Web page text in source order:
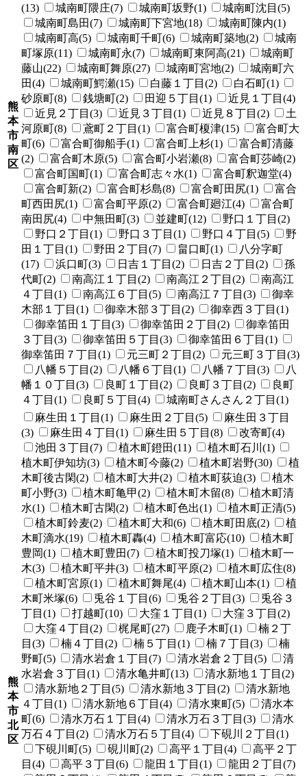
熊
本
市
南
区
(13)
城南町隈庄(7) 城南町坂野(1)
城南町沈目(5)
城南町島田(7)
城南町下宮地(18)
城南町陳内(1)
城南町高(5)
城南町千町(6) 城南町築地(2)
城南
町塚原(11)
城南町永(7) 城南町東阿高(21)
城南町
藤山(22)
城南町舞原(27) 城南町宮地(2)
城南町六
田(4)
城南町鰐瀬(15) 白藤１丁目(2)
白石町(1)
砂原町(8)
銭塘町(2) 田迎５丁目(1)
近見１丁目(4)
近見２丁目(3)
近見３丁目(1) 近見８丁目(2)
土
河原町(8)
鳶町２丁目(1) 富合町榎津(15)
富合町大
町(6)
富合町御船手(1) 富合町上杉(1)
富合町清藤
(2)
富合町木原(5) 富合町小岩瀬(8)
富合町莎崎(2)
富合町国町(1)
富合町志々水(1)
富合町釈迦堂(4)
富合町新(2)
富合町杉島(8) 富合町田尻(1)
富合
町西田尻(1)
富合町平原(2) 富合町廻江(4)
富合町
南田尻(4)
中無田町(3) 並建町(12)
野口１丁目(2)
野口２丁目(1)
野口３丁目(1) 野口４丁目(5)
野
田１丁目(1)
野田２丁目(7) 畠口町(1)
八分字町
(17)
浜口町(3) 日吉１丁目(2) 日吉２丁目(2)
孫
代町(2)
南高江１丁目(2) 南高江２丁目(2)
南高江
４丁目(1)
南高江６丁目(5) 南高江７丁目(3)
御幸
木部１丁目(1)
御幸木部３丁目(2)
御幸西３丁目(1)
御幸笛田１丁目(3)
御幸笛田２丁目(2)
御幸笛田
３丁目(3)
御幸笛田５丁目(3)
御幸笛田６丁目(1)
御幸笛田７丁目(1)
元三町２丁目(2)
元三町３丁目(3)
八幡５丁目(2)
八幡６丁目(1) 八幡７丁目(3)
八
幡１０丁目(3)
良町１丁目(2) 良町３丁目(2)
良町
４丁目(1)
良町５丁目(4) 城南町さんさん２丁目(1)
熊
本
市
北
区
麻生田１丁目(1) 麻生田２丁目(5)
麻生田３丁目
(3)
麻生田４丁目(1) 麻生田５丁目(8)
改寄町(4)
池田３丁目(7)
植木町鐙田(11)
植木町石川(1)
植木町伊知坊(3)
植木町今藤(2) 植木町岩野(30)
植
木町後古閑(2)
植木町大井(2) 植木町荻迫(3)
植木
町小野(3)
植木町亀甲(2) 植木町木留(8)
植木町清
水(1)
植木町古閑(2) 植木町色出(1)
植木町正清(5)
植木町鈴麦(2)
植木町大和(6) 植木町田底(2)
植
木町滴水(19)
植木町轟(4) 植木町富応(10)
植木町
豊岡(1)
植木町豊田(7) 植木町投刀塚(1)
植木町一
木(3)
植木町平井(3) 植木町平原(2)
植木町広住(8)
植木町宮原(1)
植木町舞尾(4) 植木町山本(1)
植
木町米塚(6)
兎谷１丁目(6) 兎谷２丁目(3)
兎谷３
丁目(1)
打越町(10) 大窪１丁目(1)
大窪３丁目(2)
大窪４丁目(2)
梶尾町(27) 鹿子木町(1)
楠２丁
目(3)
楠４丁目(2) 楠５丁目(1) 楠７丁目(3)
楠
野町(5)
清水岩倉１丁目(7) 清水岩倉２丁目(5)
清
水岩倉３丁目(1)
清水亀井町(13)
清水新地１丁目(2)
清水新地２丁目(5)
清水新地３丁目(2)
清水新地
４丁目(1)
清水新地６丁目(4) 清水東町(5)
清水本
町(6)
清水万石１丁目(4) 清水万石３丁目(3)
清水
万石４丁目(2)
清水万石５丁目(4)
下硯川２丁目(1)
下硯川町(5)
硯川町(2) 高平１丁目(4)
高平２丁
目(4)
高平３丁目(6) 龍田１丁目(1)
龍田２丁目(7)